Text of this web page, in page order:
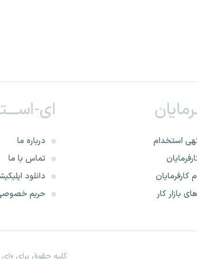
استخدام
کارفرمایان
بازار کار
ای-
درباره ما
تماس با ما
دانلود
حریم
کلیه حقوق برای